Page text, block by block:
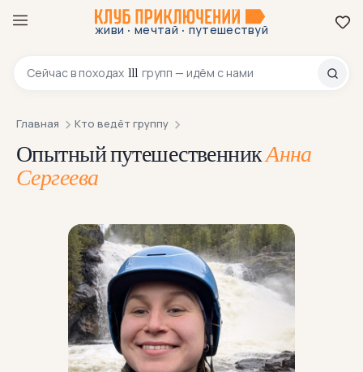
живи · мечтай · путешествуй
Сейчас в походах 111 групп — идём с нами
8 800 200-70-23
Главная Кто ведёт группу
Опытный путешественникАнна
Сергеева